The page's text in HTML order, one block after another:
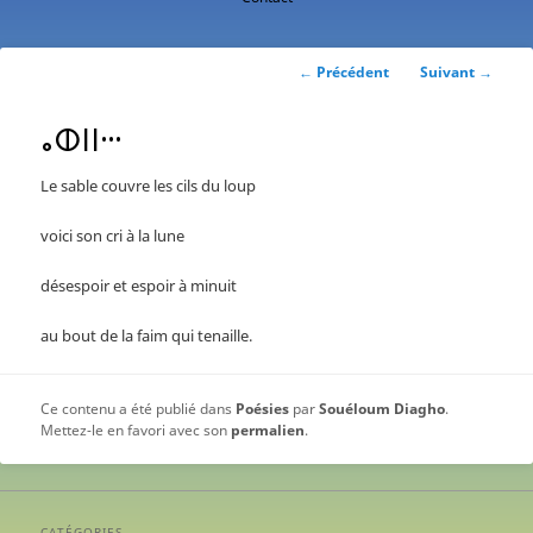
Navigation
← Précédent Suivant →
ⴰⵀⵏⵏⵈ
Le sable couvre les cils du loup
voici son cri à la lune
désespoir et espoir à minuit
au bout de la faim qui tenaille.
Ce contenu a été publié dans Poésies parSouéloum Diagho.
Mettez-le en favori avec son permalien.